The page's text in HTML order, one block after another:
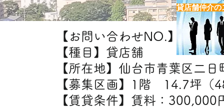
【お問い合わせNO.】H7352
【種目】貸店舗
【所在地】仙台市青葉区二日
【募集区画】1階 14.7坪（
【賃貸条件】賃料：
貸店舗仲介の